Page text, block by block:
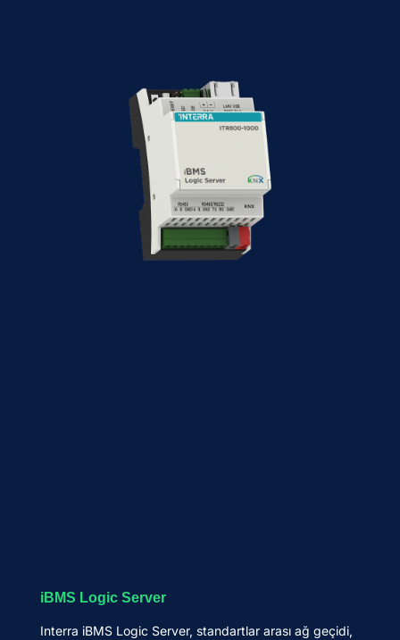
iBMS Logic Server
Interra iBMS Logic Server, standartlar arası ağ geçidi,